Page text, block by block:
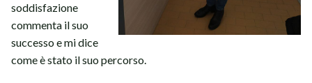
soddisfazione
commenta il suo
successo e mi dice
come è stato il suo percorso.